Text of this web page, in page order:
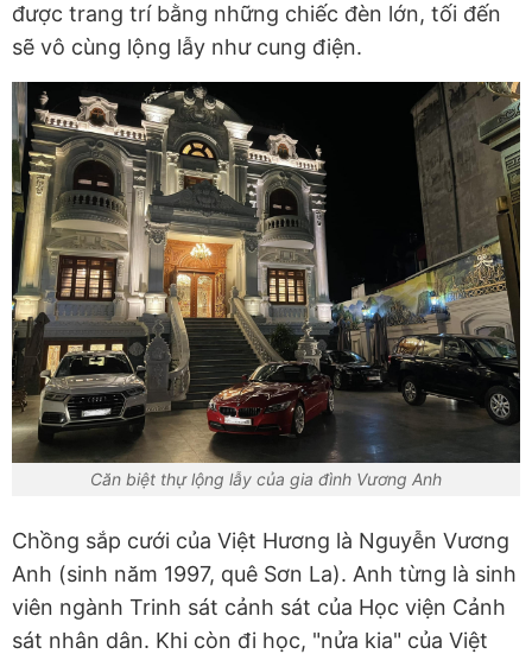
được trang trí bằng những chiếc đèn lớn, tối đến
sẽ vô cùng lộng lẫy như cung điện.
Căn biệt thự lộng lẫy của gia đình Vương Anh
Chồng sắp cưới của Việt Hương là Nguyễn Vương
Anh (sinh năm 1997, quê Sơn La). Anh từng là sinh
viên ngành Trinh sát cảnh sát của Học viện Cảnh
sát nhân dân. Khi còn đi học, "nửa kia" của Việt